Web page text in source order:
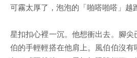
可霧太厚了，泡泡的「啪嗒啪嗒」越
星扣扣心裡一沉。他想衝出去。腳
伯的手輕輕搭在他肩上。風伯伯沒